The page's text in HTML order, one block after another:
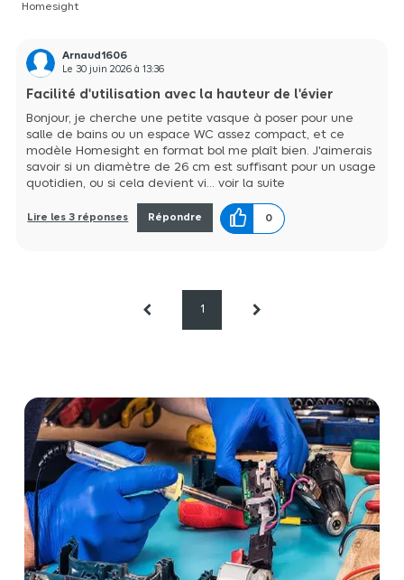
Homesight
Arnaud1606
Le30 juin 2026 à13:36
Facilité d'utilisation avec la hauteur de l'évier
Bonjour, je cherche une petite vasque à poser pour une
salle de bains ou un espace WC assez compact, et ce
modèle Homesight en format bol me plaît bien. J'aimerais
savoir si un diamètre de 26 cm est suffisant pour un usage
quotidien, ou si cela devient vi...voir la suite
Lire les 3 réponses Répondre 0
1